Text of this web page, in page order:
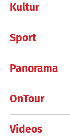
Kultur
Sport
Panorama
OnTour
Videos